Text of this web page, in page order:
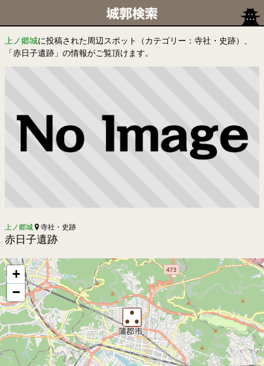
上ノ郷城に投稿された周辺スポット（カテゴリー：寺社・史跡）、
「赤日子遺跡」の情報がご覧頂けます。
上ノ郷城 寺社・史跡
赤日子遺跡
+
−